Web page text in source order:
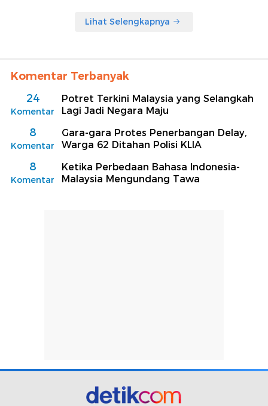
Lihat Selengkapnya
Komentar Terbanyak
24
Komentar
Potret Terkini Malaysia yang Selangkah
Lagi Jadi Negara Maju
8
Komentar
Gara-gara Protes Penerbangan Delay,
Warga 62 Ditahan Polisi KLIA
8
Komentar
Ketika Perbedaan Bahasa Indonesia-
Malaysia Mengundang Tawa